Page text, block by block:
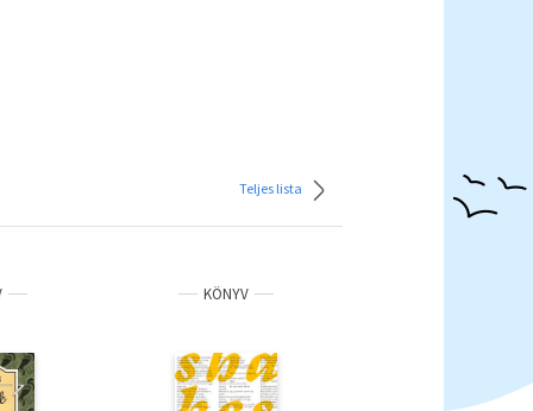
Teljes lista
KÖNYV